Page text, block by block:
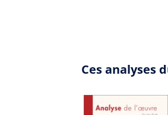
Ces analyses